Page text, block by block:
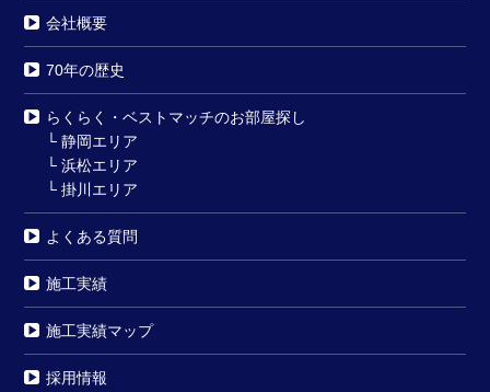
会社概要
70年の歴史
らくらく・ベストマッチのお部屋探し
└静岡エリア
└浜松エリア
└掛川エリア
よくある質問
施工実績
施工実績マップ
採用情報